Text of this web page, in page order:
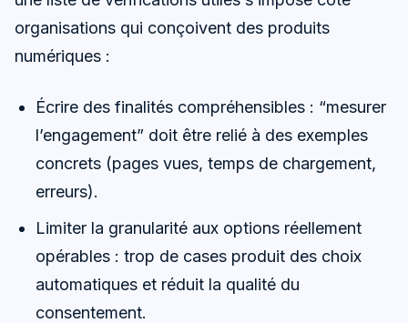
organisations qui conçoivent des produits
numériques :
Écrire des finalités compréhensibles : “mesurer
l’engagement” doit être relié à des exemples
concrets (pages vues, temps de chargement,
erreurs).
Limiter la granularité aux options réellement
opérables : trop de cases produit des choix
automatiques et réduit la qualité du
consentement.